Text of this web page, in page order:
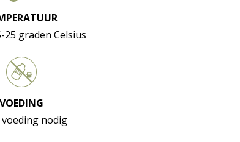
25 graden Celsius
VOEDING
nodig